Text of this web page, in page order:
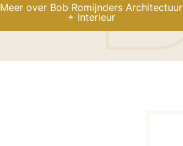
Meer over Bob Romijnders Architectuur
+ Interieur